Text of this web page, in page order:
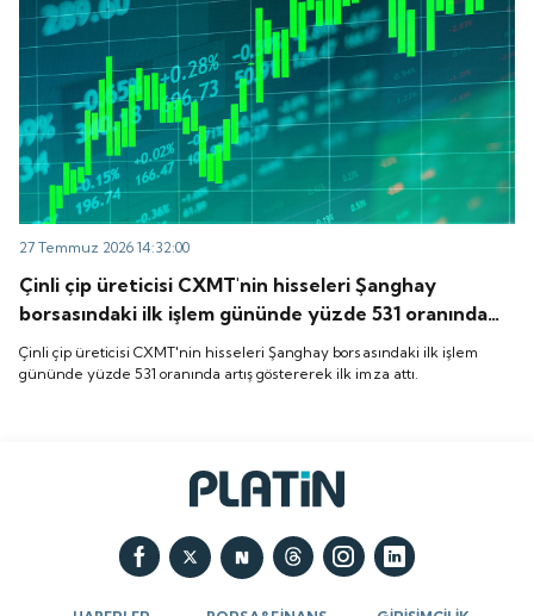
27 Temmuz 2026 14:32:00
Çinli çip üreticisi CXMT'nin hisseleri Şanghay
borsasındaki ilk işlem gününde yüzde 531 oranında
artış göstererek ilk imza attı.
Çinli çip üreticisi CXMT'nin hisseleri Şanghay borsasındaki ilk işlem
gününde yüzde 531 oranında artış göstererek ilk imza attı.